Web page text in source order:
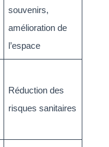
souvenirs,
amélioration de
l’espace
Réduction des
risques sanitaires